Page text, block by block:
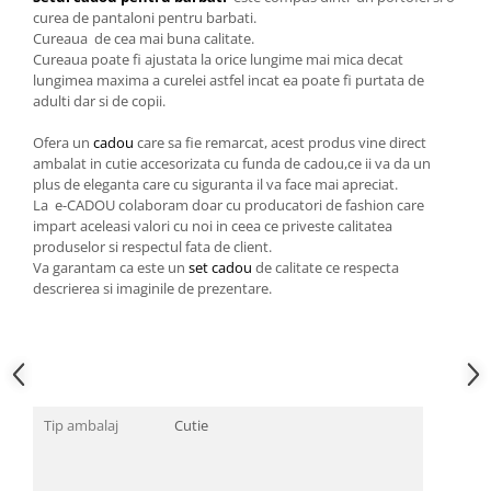
Cadouri pentru Doctori
Cadouri pentru Sfânta Maria
Martisoare
curea de pantaloni pentru barbati.
Cureaua de cea mai buna calitate.
Cureaua poate fi ajustata la orice lungime mai mica decat
lungimea maxima a curelei astfel incat ea poate fi purtata de
adulti dar si de copii.
Ofera un cadou care sa fie remarcat, acest produs vine direct
ambalat in cutie accesorizata cu funda de cadou,ce ii va da un
plus de eleganta care cu siguranta il va face mai apreciat.
La e-CADOU colaboram doar cu producatori de fashion care
impart aceleasi valori cu noi in ceea ce priveste calitatea
produselor si respectul fata de client.
Va garantam ca este un set cadou de calitate ce respecta
descrierea si imaginile de prezentare.
Tip ambalaj Cutie